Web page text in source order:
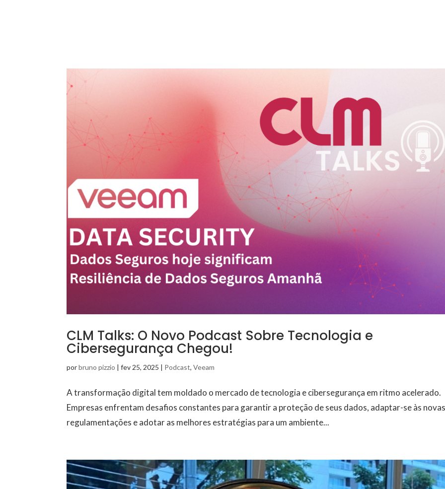
CLM Talks: O Novo Podcast Sobre Tecnologia e
Cibersegurança Chegou!
porbruno pizzio |fev 25, 2025 | Podcast,Veeam
A transformação digital tem moldado o mercado de tecnologia e cibersegurança em ritmo acelerado.
Empresas enfrentam desafios constantes para garantir a proteção de seus dados, adaptar-se às
regulamentações e adotar as melhores estratégias para um ambiente...